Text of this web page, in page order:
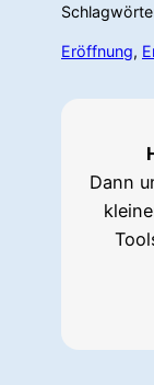
Eröffnung,
Dann